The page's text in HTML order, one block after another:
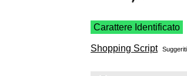
Carattere Identificato
Shopping Script